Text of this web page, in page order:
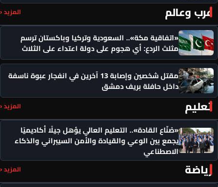
عرب وعالم المزيد ‹
«اتفاقية مكة».. السعودية وتركيا وباكستان ترسم
مثلث الردع: أي هجوم على دولة اعتداء على الثلاث
مقتل شخصين وإصابة 13 آخرين في انفجار عبوة ناسفة
داخل حافلة بريف دمشق
تعليم المزيد ‹
«صُنّاع القادة».. التعليم العالي يؤهل جيلًا أكاديميًا
يجمع بين الوعي والقيادة والأمن السيبراني والذكاء
الاصطناعي
رياضة المزيد ‹